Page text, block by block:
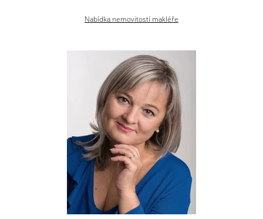
Nabídka nemovitostí makléře